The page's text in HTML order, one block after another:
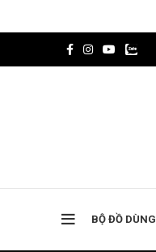
BỘ ĐỒ DÙNG